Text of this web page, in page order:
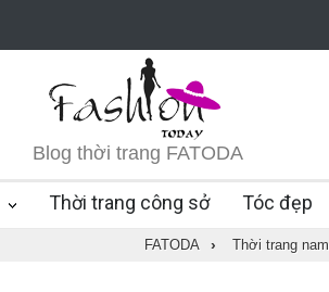
Blog thời trang FATODA
Thời trang công sở Tóc đẹp
FATODA › Thời trang nam